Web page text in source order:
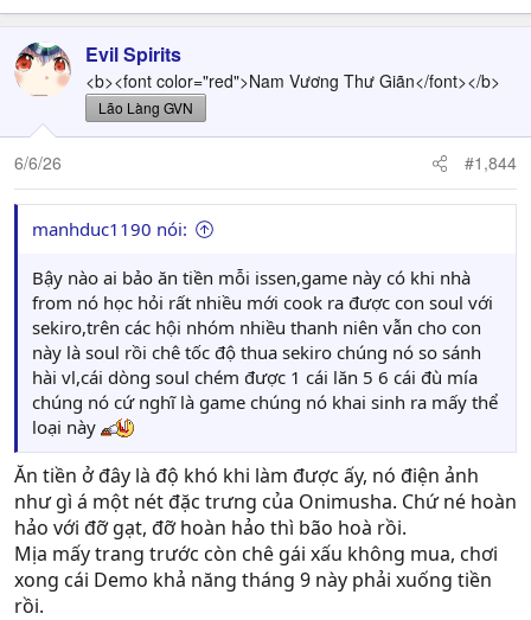
Evil Spirits
<b><font color="red">Nam Vương Thư Giãn</font></b>
Lão Làng GVN
6/6/26 #1,844
manhduc1190 nói:
Bậy nào ai bảo ăn tiền mỗi issen,game này có khi nhà
from nó học hỏi rất nhiều mới cook ra được con soul với
sekiro,trên các hội nhóm nhiều thanh niên vẫn cho con
này là soul rồi chê tốc độ thua sekiro chúng nó so sánh
hài vl,cái dòng soul chém được 1 cái lăn 5 6 cái đù mía
chúng nó cứ nghĩ là game chúng nó khai sinh ra mấy thể
loại này
Ăn tiền ở đây là độ khó khi làm được ấy, nó điện ảnh
như gì á một nét đặc trưng của Onimusha. Chứ né hoàn
hảo với đỡ gạt, đỡ hoàn hảo thì bão hoà rồi.
Mịa mấy trang trước còn chê gái xấu không mua, chơi
xong cái Demo khả năng tháng 9 này phải xuống tiền
rồi.